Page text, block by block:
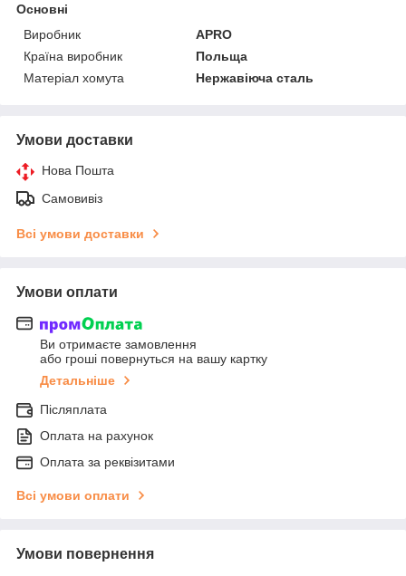
Основні
Виробник
APRO
Країна виробник
Польща
Матеріал хомута
Нержавіюча сталь
Умови доставки
Нова Пошта
Самовивіз
Всі умови доставки
Умови оплати
Ви отримаєте замовлення
або гроші повернуться на вашу картку
Детальніше
Післяплата
Оплата на рахунок
Оплата за реквізитами
Всі умови оплати
Умови повернення